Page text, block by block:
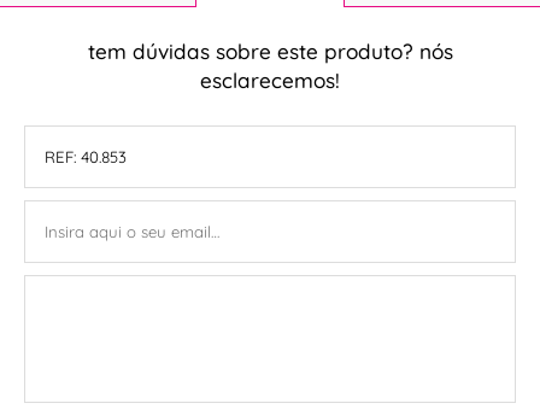
tem dúvidas sobre este produto? nós
esclarecemos!